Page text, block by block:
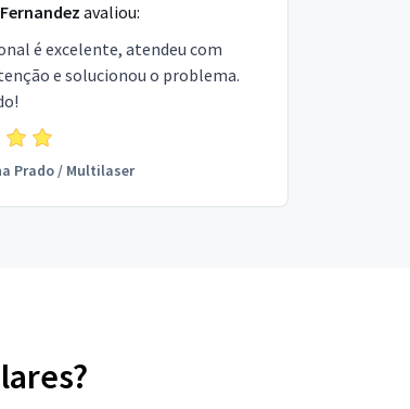
avaliou:
é excelente, atendeu com
e solucionou o problema.
Prado/ Multilaser